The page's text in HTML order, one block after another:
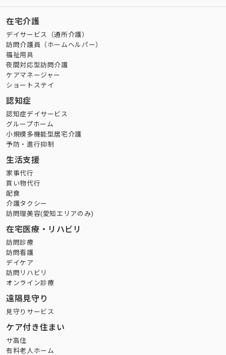
在宅介護
デイサービス（通所介護）
訪問介護員（ホームヘルパー）
福祉用具
夜間対応型訪問介護
ケアマネージャー
ショートステイ
認知症
認知症デイサービス
グループホーム
小規模多機能型居宅介護
予防・進行抑制
生活支援
家事代行
買い物代行
配食
介護タクシー
訪問理美容(愛知エリアのみ)
在宅医療・リハビリ
訪問診療
訪問看護
デイケア
訪問リハビリ
オンライン診療
遠隔見守り
見守りサービス
ケア付き住まい
サ高住
有料老人ホーム